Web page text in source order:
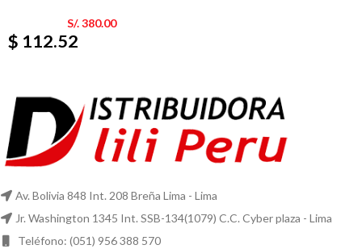
S/.380.00
$ 112.52
Av. Bolivia 848 Int. 208 Breña Lima - Lima
Jr. Washington 1345 Int. SSB-134(1079) C.C. Cyber plaza - Lima
Teléfono: (051) 956 388 570